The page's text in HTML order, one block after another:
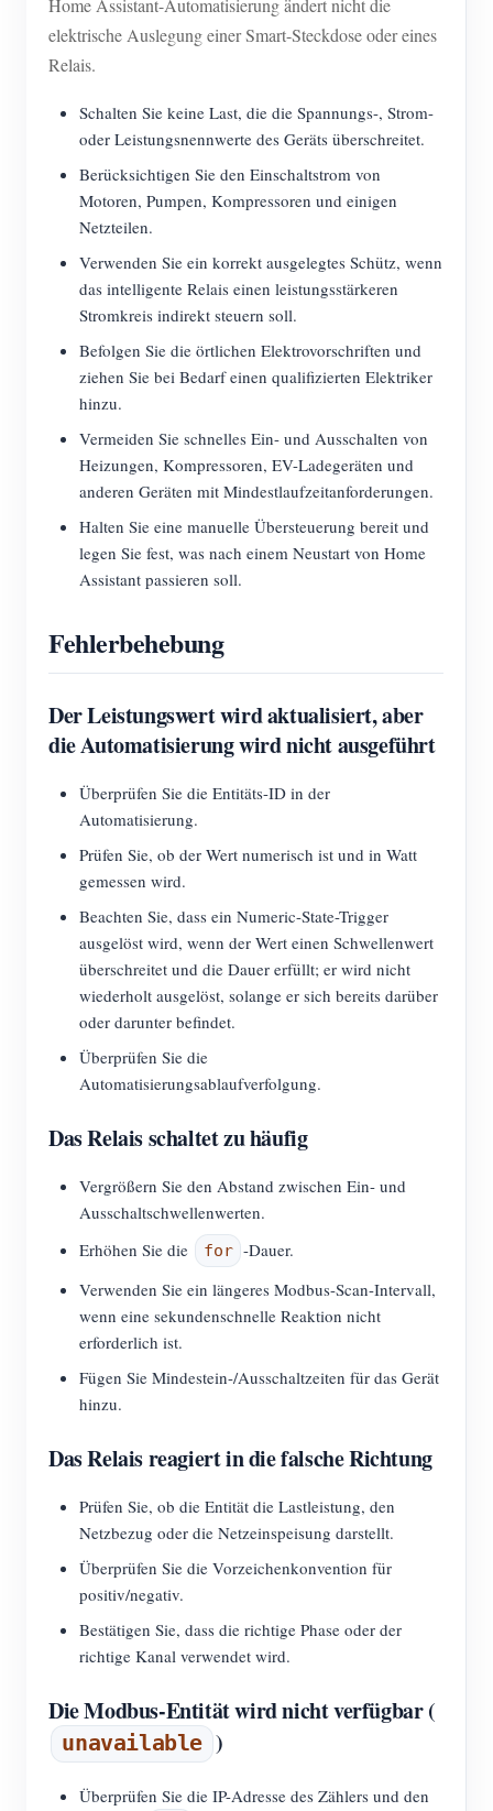
Home Assistant-Automatisierung ändert nicht die
elektrische Auslegung einer Smart-Steckdose oder eines
Relais.
Schalten Sie keine Last, die die Spannungs-, Strom-
oder Leistungsnennwerte des Geräts überschreitet.
Berücksichtigen Sie den Einschaltstrom von
Motoren, Pumpen, Kompressoren und einigen
Netzteilen.
Verwenden Sie ein korrekt ausgelegtes Schütz, wenn
das intelligente Relais einen leistungsstärkeren
Stromkreis indirekt steuern soll.
Befolgen Sie die örtlichen Elektrovorschriften und
ziehen Sie bei Bedarf einen qualifizierten Elektriker
hinzu.
Vermeiden Sie schnelles Ein- und Ausschalten von
Heizungen, Kompressoren, EV-Ladegeräten und
anderen Geräten mit Mindestlaufzeitanforderungen.
Halten Sie eine manuelle Übersteuerung bereit und
legen Sie fest, was nach einem Neustart von Home
Assistant passieren soll.
Fehlerbehebung
Der Leistungswert wird aktualisiert, aber
die Automatisierung wird nicht ausgeführt
Überprüfen Sie die Entitäts-ID in der
Automatisierung.
Prüfen Sie, ob der Wert numerisch ist und in Watt
gemessen wird.
Beachten Sie, dass ein Numeric-State-Trigger
ausgelöst wird, wenn der Wert einen Schwellenwert
überschreitet und die Dauer erfüllt; er wird nicht
wiederholt ausgelöst, solange er sich bereits darüber
oder darunter befindet.
Überprüfen Sie die
Automatisierungsablaufverfolgung.
Das Relais schaltet zu häufig
Vergrößern Sie den Abstand zwischen Ein- und
Ausschaltschwellenwerten.
Erhöhen Sie die
for -Dauer.
Verwenden Sie ein längeres Modbus-Scan-Intervall,
wenn eine sekundenschnelle Reaktion nicht
erforderlich ist.
Fügen Sie Mindestein-/Ausschaltzeiten für das Gerät
hinzu.
Das Relais reagiert in die falsche Richtung
Prüfen Sie, ob die Entität die Lastleistung, den
Netzbezug oder die Netzeinspeisung darstellt.
Überprüfen Sie die Vorzeichenkonvention für
positiv/negativ.
Bestätigen Sie, dass die richtige Phase oder der
richtige Kanal verwendet wird.
Die Modbus-Entität wird nicht verfügbar (
unavailable )
Überprüfen Sie die IP-Adresse des Zählers und den